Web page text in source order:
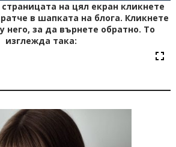
</style>
на цял екран кликнете
в шапката на блога. Кликнете
него, за да върнете обратно. То
изглежда така: